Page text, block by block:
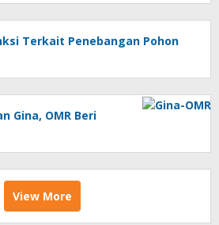
Terkait Penebangan Pohon
Gina, OMR Beri
View More